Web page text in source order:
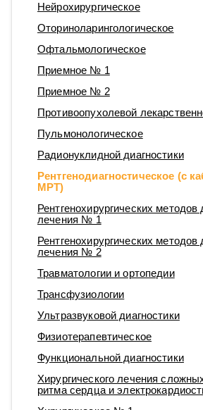
Нейрохирургическое
Оториноларингологическое
Офтальмологическое
Приемное № 1
Приемное № 2
Противоопухолевой
Пульмонологическое
Радионуклидной диагностики
Рентгенодиагностическое (с
МРТ)
Рентгенохирургических методов
лечения № 1
Рентгенохирургических методов
лечения № 2
Травматологии и ортопедии
Трансфузиологии
Ультразвуковой диагностики
Физиотерапевтическое
Функциональной диагностики
Хирургического лечения
ритма сердца и